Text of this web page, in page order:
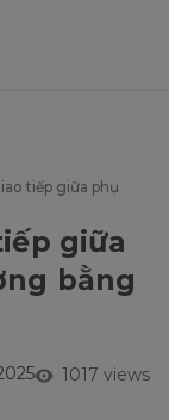
tiếp giữa phụ
giữa
bằng
1017 views